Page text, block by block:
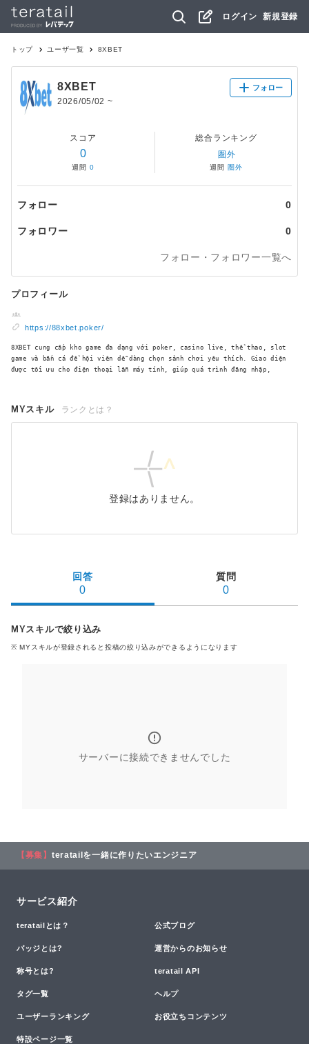
ログイン 新規登録
トップ ユーザ一覧 8XBET
8XBET
2026/05/02 ~
フォロー
スコア
0
週間 0
総合ランキング
圏外
週間 圏外
フォロー 0
フォロワー 0
フォロー・フォロワー一覧へ
プロフィール
https://88xbet.poker/
8XBET cung cấp kho game đa dạng với poker, casino live, thể thao, slot
game và bắn cá để hội viên dễ dàng chọn sảnh chơi yêu thích. Giao diện
được tối ưu cho điện thoại lẫn máy tính, giúp quá trình đăng nhập,
MYスキル ランクとは？
登録はありません。
回答
0
質問
0
MYスキルで絞り込み
※ MYスキルが登録される と投稿の絞り込みができるようになります
サーバーに接続できませんでした
【募集】 teratailを一緒に作りたいエンジニア
サービス紹介
teratailとは？ 公式ブログ
バッジとは? 運営からのお知らせ
称号とは? teratail API
タグ一覧 ヘルプ
ユーザーランキング お役立ちコンテンツ
特設ページ一覧